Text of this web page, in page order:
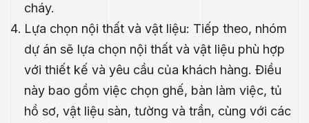
cháy.
Lựa chọn nội thất và vật liệu: Tiếp theo, nhóm
dự án sẽ lựa chọn nội thất và vật liệu phù hợp
với thiết kế và yêu cầu của khách hàng. Điều
này bao gồm việc chọn ghế, bàn làm việc, tủ
hồ sơ, vật liệu sàn, tường và trần, cùng với các